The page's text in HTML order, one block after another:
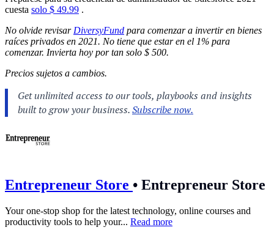
cuesta solo $ 49.99 .
No olvide revisar DiversyFund para comenzar a invertir en bienes
raíces privados en 2021. No tiene que estar en el 1% para
comenzar. Invierta hoy por tan solo $ 500.
Precios sujetos a cambios.
Entrepreneur Store • Entrepreneur Store
Your one-stop shop for the latest technology, online courses and
productivity tools to help your... Read more